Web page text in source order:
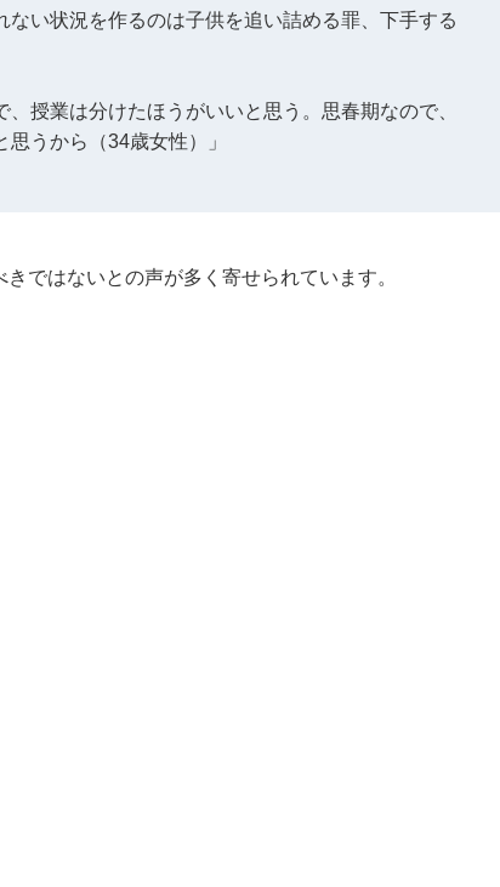
ない状況を作るのは子供を追い詰める罪、下手する
授業は分けたほうがいいと思う。思春期なので、
うから（34歳女性）」
ではないとの声が多く寄せられています。